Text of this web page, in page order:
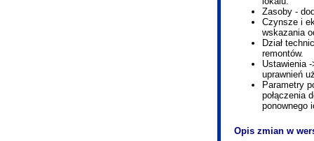
Zasoby -
Czynsze i
wskazania
Dział
remontów.
Ustawienia
uprawnień
Parametry
połączenia
ponownego
Opis zmian w